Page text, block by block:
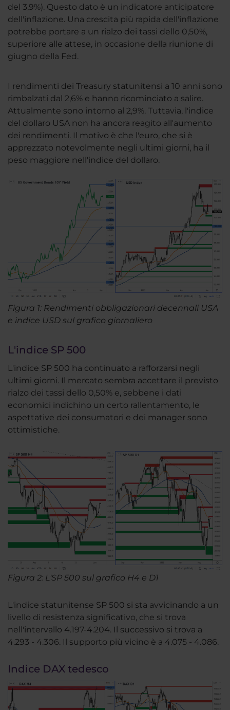
del 3,9%). Questo dato è un indicatore anticipatore
dell'inflazione. Una crescita più rapida dell'inflazione
potrebbe portare a un rialzo dei tassi dello 0,50%,
superiore alle attese, in occasione della riunione di
giugno della Fed.
I rendimenti dei Treasury statunitensi a 10 anni sono
rimbalzati dal 2,6% e hanno ricominciato a salire.
Attualmente sono intorno al 2,9%. Tuttavia, l'indice
del dollaro USA non ha ancora reagito all'aumento
dei rendimenti. Il motivo è che l'euro, che si è
apprezzato notevolmente negli ultimi giorni, ha il
peso maggiore nell'indice del dollaro.
Figura 1: Rendimenti obbligazionari decennali USA
e indice USD sul grafico giornaliero
L'indice SP 500
L'indice SP 500 ha continuato a rafforzarsi negli
ultimi giorni. Il mercato sembra accettare il previsto
rialzo dei tassi dello 0,50% e, sebbene i dati
economici indichino un certo rallentamento, le
aspettative dei consumatori e dei manager sono
ottimistiche.
Figura 2: L'SP 500 sul grafico H4 e D1
L'indice statunitense SP 500 si sta avvicinando a un
livello di resistenza significativo, che si trova
nell'intervallo 4.197-4.204. Il successivo si trova a
4.293 - 4.306. Il supporto più vicino è a 4.075 - 4.086.
Indice DAX tedesco